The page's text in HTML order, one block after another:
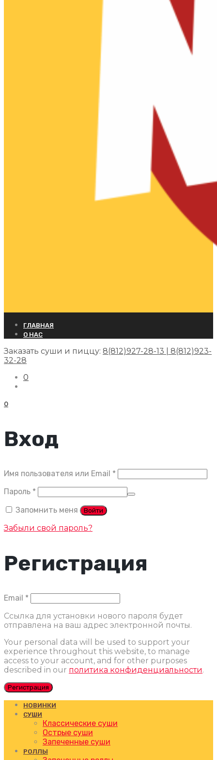
ГЛАВНАЯ
О НАС
Заказать суши и пиццу: 8(812)927-28-13 | 8(812)923-
32-28
0
0
Вход
Имя пользователя или Email *
Пароль *
Запомнить меня Войти
Забыли свой пароль?
Регистрация
Email *
Ссылка для установки нового пароля будет
отправлена ​​на ваш адрес электронной почты.
Your personal data will be used to support your
experience throughout this website, to manage
access to your account, and for other purposes
described in our политика конфиденциальности.
Регистрация
НОВИНКИ
СУШИ
Классические суши
Острые суши
Запеченные суши
РОЛЛЫ